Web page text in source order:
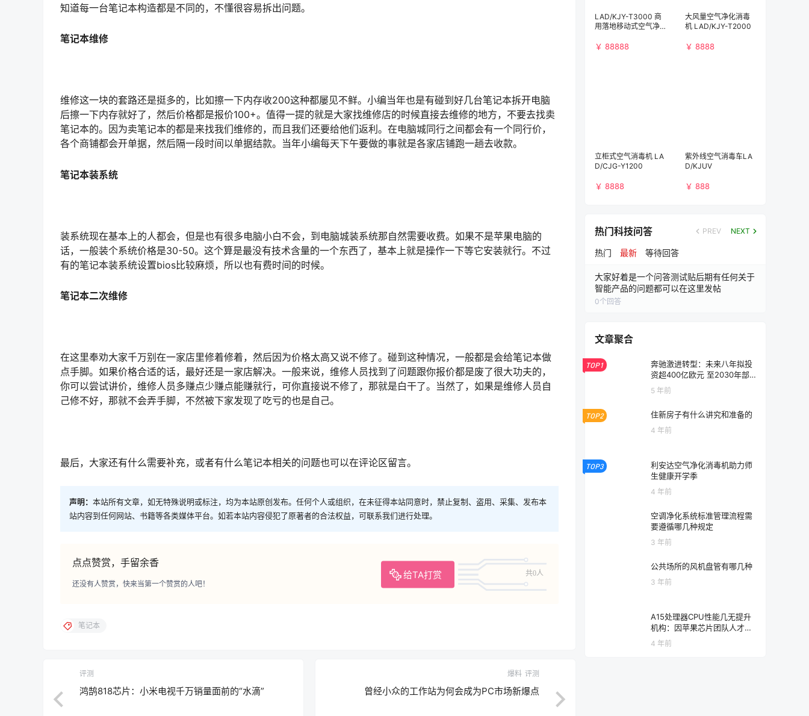
知道每一台笔记本构造都是不同的，不懂很容易拆出问题。
笔记本维修
维修这一块的套路还是挺多的，比如擦一下内存收200这种都屡见不鲜。小编当年也是有碰到好几台笔记本拆开电脑
后擦一下内存就好了，然后价格都是报价100+。值得一提的就是大家找维修店的时候直接去维修的地方，不要去找卖
笔记本的。因为卖笔记本的都是来找我们维修的，而且我们还要给他们返利。在电脑城同行之间都会有一个同行价，
各个商铺都会开单据，然后隔一段时间以单据结款。当年小编每天下午要做的事就是各家店铺跑一趟去收款。
笔记本装系统
装系统现在基本上的人都会，但是也有很多电脑小白不会，到电脑城装系统那自然需要收费。如果不是苹果电脑的
话，一般装个系统价格是30-50。这个算是最没有技术含量的一个东西了，基本上就是操作一下等它安装就行。不过
有的笔记本装系统设置bios比较麻烦，所以也有费时间的时候。
笔记本二次维修
在这里奉劝大家千万别在一家店里修着修着，然后因为价格太高又说不修了。碰到这种情况，一般都是会给笔记本做
点手脚。如果价格合适的话，最好还是一家店解决。一般来说，维修人员找到了问题跟你报价都是废了很大功夫的，
你可以尝试讲价，维修人员多赚点少赚点能赚就行，可你直接说不修了，那就是白干了。当然了，如果是维修人员自
己修不好，那就不会弄手脚，不然被下家发现了吃亏的也是自己。
最后，大家还有什么需要补充，或者有什么笔记本相关的问题也可以在评论区留言。
声明： 本站所有文章，如无特殊说明或标注，均为本站原创发布。任何个人或组织，在未征得本站同意时，禁止复制、盗用、采集、发布本
站内容到任何网站、书籍等各类媒体平台。如若本站内容侵犯了原著者的合法权益，可联系我们进行处理。
点点赞赏，手留余香
给TA打赏 共0人
还没有人赞赏，快来当第一个赞赏的人吧！
笔记本
评测
鸿鹄818芯片：小米电视千万销量面前的“水滴”
爆料 评测
曾经小众的工作站为何会成为PC市场新爆点
LAD/KJY-T3000 商
用落地移动式空气净
h)）
￥ 88888
大风量空气净化消毒
机 LAD/KJY-T2000
￥ 8888
立柜式空气消毒机 LA
D/CJG-Y1200
￥ 8888
紫外线空气消毒车LA
D/KJUV
￥ 888
热门科技问答 PREV NEXT
热门 最新 等待回答
大家好着是一个问答测试贴后期有任何关于
智能产品的问题都可以在这里发帖
0个回答
文章聚合
TOP1
奔驰激进转型：未来八年拟投
资超400亿欧元 至2030年部
分市场实现全面纯电化
5 年前
TOP2 住新房子有什么讲究和准备的
4 年前
TOP3
利安达空气净化消毒机助力师
生健康开学季
4 年前
空调净化系统标准管理流程需
要遵循哪几种规定
3 年前
公共场所的风机盘管有哪几种
3 年前
A15处理器CPU性能几无提升
机构：因苹果芯片团队人才流
失严重
4 年前